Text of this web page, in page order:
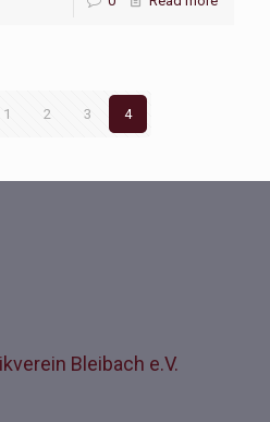
1 2 3 4
Bleibach e.V.